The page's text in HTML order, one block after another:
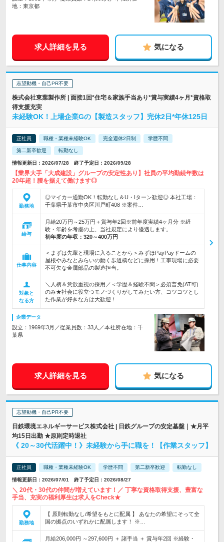
地：東京都
求人詳細を見る 気になる
志望動機・自己PR不要
株式会社東葉製作所 | 面接1回*住宅＆家族手当あり*賞与実績4ヶ月*資格取
得支援充実
未経験OK！上場企業Gの【製造スタッフ】完休2日*年休125日
正社員 職種・業種未経験OK 完全週休2日制 学歴不問
第二新卒歓迎 転勤なし
情報更新日：2026/07/28 終了予定日：2026/09/28
【業界大手「大成建設」グループの安定性あり】社員の平均勤続年数は
20年超！腰を据えて働けます◎
勤務地
◎マイカー通勤OK！転勤なし＆U・Iターン歓迎◎ 本社工場：
千葉県千葉市中央区川戸町408 ※案件…
給与
月給20万円～25万円＋賞与年2回※前年度実績4ヶ月分 ※経
験・年齢を考慮の上、当社規定により優遇します。
初年度の年収： 320～400万円
仕事内容
＜まずは先輩と現場に入ることから＞みずほPayPayドームの
屋根やみなとみらいの動く歩道橋などに採用！工事現場に必要
不可欠な金属部品の製造担当。
対象と
なる方
＼人柄＆意欲重視の採用／＜学歴＆経験不問＞必須普免(AT可)
のみ★社会に役立つモノづくりがしてみたい方、コツコツとし
た作業が好きな方は大歓迎！
企業データ
設立：1969年3月／従業員数：33人／本社所在地：千
葉県
求人詳細を見る 気になる
志望動機・自己PR不要
日鉄環境エネルギーサービス株式会社 | 日鉄グループの安定基盤｜★月平
均15日出勤 ★原則定時退社
《 20～30代活躍中！》未経験から手に職を！【作業スタッフ】
正社員 職種・業種未経験OK 学歴不問 第二新卒歓迎 転勤なし
情報更新日：2026/07/01 終了予定日：2026/08/27
＼ 20代・30代の仲間が増えています！／ 丁寧な資格取得支援、豊富な
手当、充実の福利厚生は求人をCheck★
勤務地
【 原則転勤なし/希望をもとに配属 】 あなたの希望にそって全
国の拠点のいずれかに配属します！ ※…
月給206,000円 ～297,600円 ＋ 諸手当 ＋ 賞与年2回 ※経験・